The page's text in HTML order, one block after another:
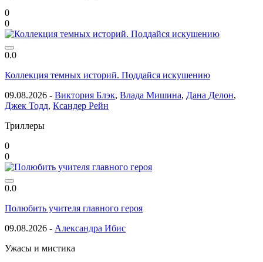
0
0
0.0
Коллекция темных историй. Поддайся искушению
09.08.2026 - Виктория Блэк, Влада Мишина, Дана Делон,
Джек Тодд, Ксандер Рейн
Триллеры
0
0
0.0
Полюбить учителя главного героя
09.08.2026 - Александра Ибис
Ужасы и мистика